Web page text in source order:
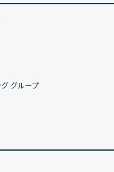
グループ